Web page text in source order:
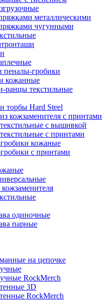
металлическими
чугунными
пеналы-гробики
кожанные
ранцы текстильные
торбы Hard Steel
кожзаменителя с принтами
с вышивкой
с принтами
кожаные
с принтами
одиночные
парные
на цепочке
RockMerch
3D
RockMerch